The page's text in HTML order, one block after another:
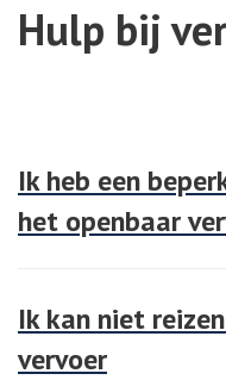
Hulp bij
Ik heb een
het openbaar
Ik kan niet
vervoer